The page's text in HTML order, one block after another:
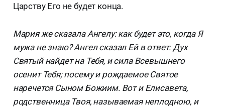
Царству Его не будет конца.
Мария же сказала Ангелу: как будет это, когда Я
мужа не знаю? Ангел сказал Ей в ответ: Дух
Святый найдет на Тебя, и сила Всевышнего
осенит Тебя; посему и рождаемое Святое
наречется Сыном Божиим. Вот и Елисавета,
родственница Твоя, называемая неплодною, и